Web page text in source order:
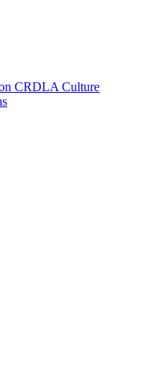
CRDLA Culture